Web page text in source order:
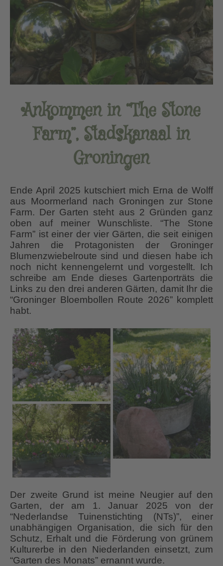
Ankommen in “The Stone
Farm”, Stadskanaal in
Groningen
Ende April 2025 kutschiert mich Erna de Wolff
aus Moormerland nach Groningen zur Stone
Farm. Der Garten steht aus 2 Gründen ganz
oben auf meiner Wunschliste. “The Stone
Farm” ist einer der vier Gärten, die seit einigen
Jahren die Protagonisten der Groninger
Blumenzwiebelroute sind und diesen habe ich
noch nicht kennengelernt und vorgestellt. Ich
schreibe am Ende dieses Gartenporträts die
Links zu den drei anderen Gärten, damit Ihr die
“Groninger Bloembollen Route 2026” komplett
habt.
Der zweite Grund ist meine Neugier auf den
Garten, der am 1. Januar 2025 von der
“Nederlandse Tuinenstichting (NTs)”, einer
unabhängigen Organisation, die sich für den
Schutz, Erhalt und die Förderung von grünem
Kulturerbe in den Niederlanden einsetzt, zum
“Garten des Monats” ernannt wurde.